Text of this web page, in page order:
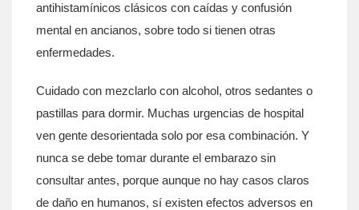
antihistamínicos clásicos con caídas y confusión
mental en ancianos, sobre todo si tienen otras
enfermedades.
Cuidado con mezclarlo con alcohol, otros sedantes o
pastillas para dormir. Muchas urgencias de hospital
ven gente desorientada solo por esa combinación. Y
nunca se debe tomar durante el embarazo sin
consultar antes, porque aunque no hay casos claros
de daño en humanos, sí existen efectos adversos en